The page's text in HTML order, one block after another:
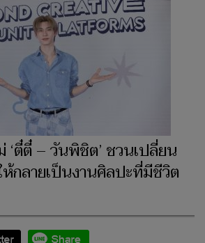
‘ตี๋ตี๋ – วันพิชิต’ ชวนเปลี่ยน
ห้กลายเป็นงานศิลปะที่มีชีวิต